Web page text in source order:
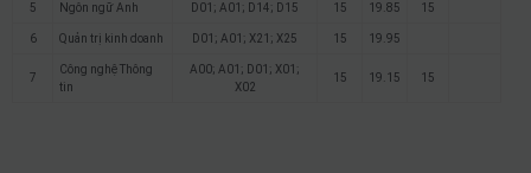
5 Ngôn ngữ Anh D01; A01; D14; D15 15 19.85 15
6 Quản trị kinh doanh D01; A01; X21; X25 15 19.95
7
Công nghệ Thông
tin
A00; A01; D01; X01;
X02
15 19.15 15